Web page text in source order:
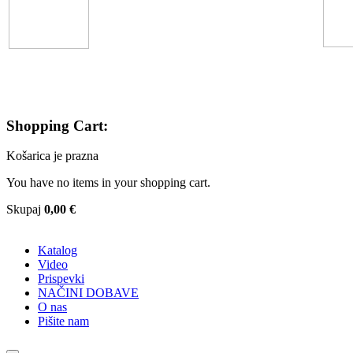
Shopping Cart:
Košarica je prazna
You have no items in your shopping cart.
Skupaj 0,00 €
Katalog
Video
Prispevki
NAČINI DOBAVE
O nas
Pišite nam